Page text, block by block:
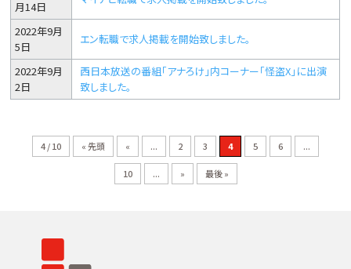
月14日
2022年9月
5日
エン転職で求人掲載を開始致しました。
2022年9月
2日
西日本放送の番組「アナろけ」内コーナー「怪盗X」に出演
致しました。
4 / 10 « 先頭 « ... 2 3 4 5 6 ...
10 ... » 最後 »